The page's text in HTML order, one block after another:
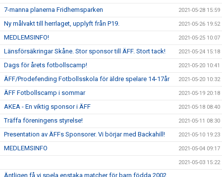
7-manna planerna Fridhemsparken 2021-05-28 15:59
Ny målvakt till herrlaget, upplyft från P19. 2021-05-26 19:52
MEDLEMSINFO! 2021-05-25 10:07
Länsförsäkringar Skåne. Stor sponsor till ÄFF. Stort tack! 2021-05-24 15:18
Dags för årets fotbollscamp! 2021-05-20 10:41
ÄFF/Prodefending Fotbollsskola för äldre spelare 14-17år 2021-05-20 10:32
ÄFF Fotbollscamp i sommar 2021-05-19 20:18
AKEA - En viktig sponsor i ÄFF 2021-05-18 08:40
Träffa föreningens styrelse! 2021-05-11 08:30
Presentation av ÄFFs Sponsorer. Vi börjar med Backahill! 2021-05-10 19:23
MEDLEMSINFO 2021-05-04 09:17
2021-05-03 15:22
Äntligen få vi spela enstaka matcher för barn födda 2002